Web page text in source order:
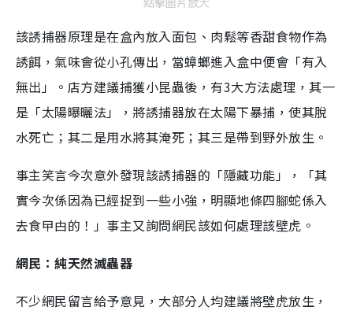
e
該誘捕器原理是在盒內放入面包、肉鬆等香甜食物作為
誘餌，氣味會從小孔傳出，當蟑螂進入盒中便會「有入
無出」。店方建議捕獲小昆蟲後，有3大方法處理，其一
是「太陽曝曬法」，將誘捕器放在太陽下暴捕，使其脫
水死亡；其二是用水將其淹死；其三是帶到野外放生。
事主笑言今次意外發現該誘捕器的「隱藏功能」，「其
實今次係因為已經捉到一些小強，明顯地條四腳蛇係入
去食曱甴的！」事主又詢問網民該如何處理該壁虎。
網民：純天然滅蟲器
不少網民留言給予意見，大部分人均建議將壁虎放生，